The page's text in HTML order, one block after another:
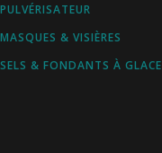
PULVÉRISATEUR
MASQUES & VISIÈRES
SELS & FONDANTS À GLACE